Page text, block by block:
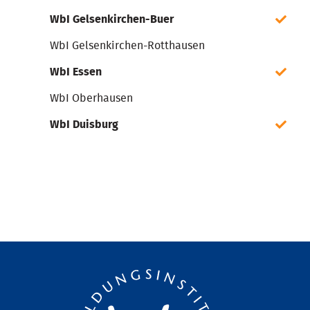
WbI Gelsenkirchen-Buer
WbI Gelsenkirchen-Rotthausen
WbI Essen
WbI Oberhausen
WbI Duisburg